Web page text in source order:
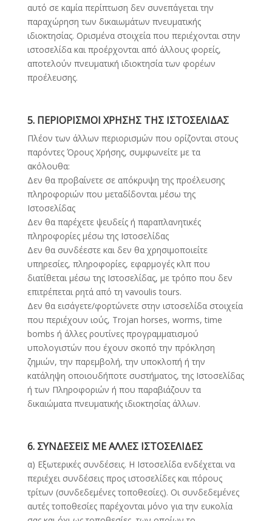
αυτό σε καμία περίπτωση δεν συνεπάγεται την
παραχώρηση των δικαιωμάτων πνευματικής
ιδιοκτησίας. Ορισμένα στοιχεία που περιέχονται στην
ιστοσελίδα και προέρχονται από άλλους φορείς,
αποτελούν πνευματική ιδιοκτησία των φορέων
προέλευσης.
5. ΠΕΡΙΟΡΙΣΜΟΙ ΧΡΗΣΗΣ ΤΗΣ ΙΣΤΟΣΕΛΙΔΑΣ
Πλέον των άλλων περιορισμών που ορίζονται στους
παρόντες Όρους Χρήσης, συμφωνείτε με τα
ακόλουθα:
Δεν θα προβαίνετε σε απόκρυψη της προέλευσης
πληροφοριών που μεταδίδονται μέσω της
Ιστοσελίδας
Δεν θα παρέχετε ψευδείς ή παραπλανητικές
πληροφορίες μέσω της Ιστοσελίδας
Δεν θα συνδέεστε και δεν θα χρησιμοποιείτε
υπηρεσίες, πληροφορίες, εφαρμογές κλπ που
διατίθεται μέσω της Ιστοσελίδας, με τρόπο που δεν
επιτρέπεται ρητά από τη vavoulis tours.
Δεν θα εισάγετε/φορτώνετε στην ιστοσελίδα στοιχεία
που περιέχουν ιούς, Trojan horses, worms, time
bombs ή άλλες ρουτίνες προγραμματισμού
υπολογιστών που έχουν σκοπό την πρόκληση
ζημιών, την παρεμβολή, την υποκλοπή ή την
κατάληψη οποιουδήποτε συστήματος, της Ιστοσελίδας
ή των Πληροφοριών ή που παραβιάζουν τα
δικαιώματα πνευματικής ιδιοκτησίας άλλων.
6. ΣΥΝΔΕΣΕΙΣ ΜΕ ΑΛΛΕΣ ΙΣΤΟΣΕΛΙΔΕΣ
α) Εξωτερικές συνδέσεις. Η Ιστοσελίδα ενδέχεται να
περιέχει συνδέσεις προς ιστοσελίδες και πόρους
τρίτων (συνδεδεμένες τοποθεσίες). Οι συνδεδεμένες
αυτές τοποθεσίες παρέχονται μόνο για την ευκολία